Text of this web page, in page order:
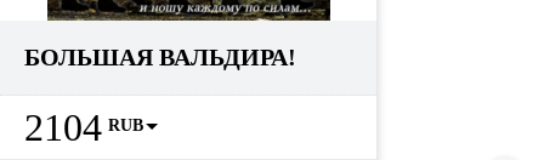
БОЛЬШАЯ ВАЛЬДИРА!
2104 RUB